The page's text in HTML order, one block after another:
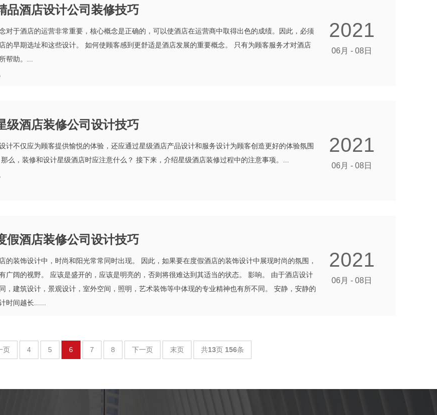
品酒店设计公司装修技巧
对于酒店的运营非常重要，核心概念是正确的，可以使酒店在运营商中取得出色的成绩。因此，必须
的早期选址和这些设计。 如何使顾客感到更舒适是酒店发展的重要概念。 只有为顾客服务才对酒店
帮助。...
2021
06月 - 08日
级酒店装修公司设计技巧
计不仅应为顾客提供愉悦的体验，还应通过星级酒店产品设计和服务设计为顾客创造更好的体验氛围
么，装修和设计星级酒店时应注意什么？ 接下来，介绍星级酒店装修过程中的注意事项。...
2021
06月 - 08日
假酒店装修公司设计技巧
的装饰设计中，时尚和阳光常常同时出现。 因此，如果要在度假酒店的装饰设计中展现时尚的氛围，
广阔的视野。 应该是盛开的，应该是明亮的，否则将很难达到其适当的状态。 影响。 由于酒店设计
，建筑设计，景观设计，室外空间，照明，艺术装饰等中体现的专业精神也有所不同。 安静，安静的
时间越长......
2021
06月 - 08日
页 4 5 6 7 8 下一页 末页 共13页 156条